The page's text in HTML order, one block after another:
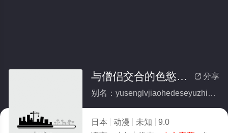
 分享
与僧侣交合的色慾之夜…第2话 h_1326wa00208an1801
别名：yusenglvjiaohedeseyuzhiyedi2huah1326wa00208an1801
日本 动漫 未知
9.0